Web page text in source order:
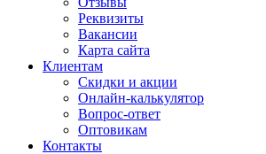
Реквизиты
Вакансии
Карта сайта
Клиентам
Скидки и акции
Онлайн-калькулятор
Вопрос-ответ
Оптовикам
Контакты